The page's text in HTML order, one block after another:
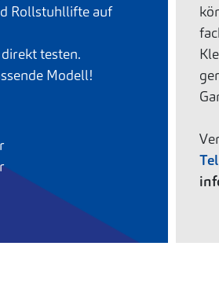
Rollstuhllifte auf
testen.
Modell!